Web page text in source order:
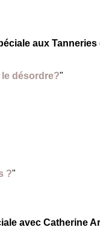
aux
désordre?"
?"
avec Catherine